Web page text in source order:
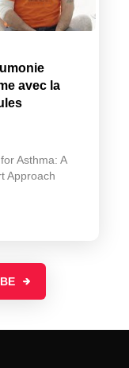
avec la
Asthma: A
Approach